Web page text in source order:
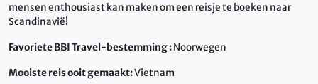
mensen enthousiast kan maken om een reisje te boeken naar
Scandinavië!
Favoriete BBI Travel-bestemming :Noorwegen
Mooiste reis ooit gemaakt:Vietnam